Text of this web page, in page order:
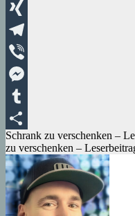
WhatsApp
XING
Telegram
Viber
Messenger
Tumblr
Teilen
Schrank zu verschenken –
zu verschenken –